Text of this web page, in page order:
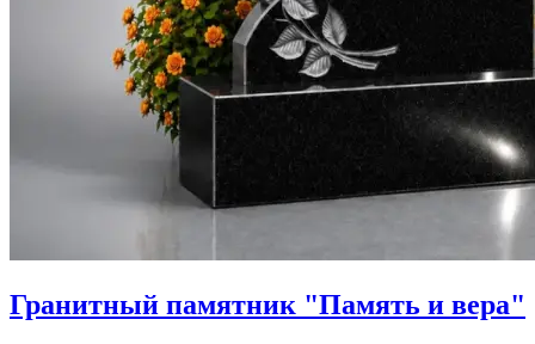
Гранитный памятник "Память и вера"